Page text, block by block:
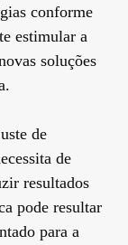
conforme
estimular a
soluções
de
de
resultados
pode resultar
para a